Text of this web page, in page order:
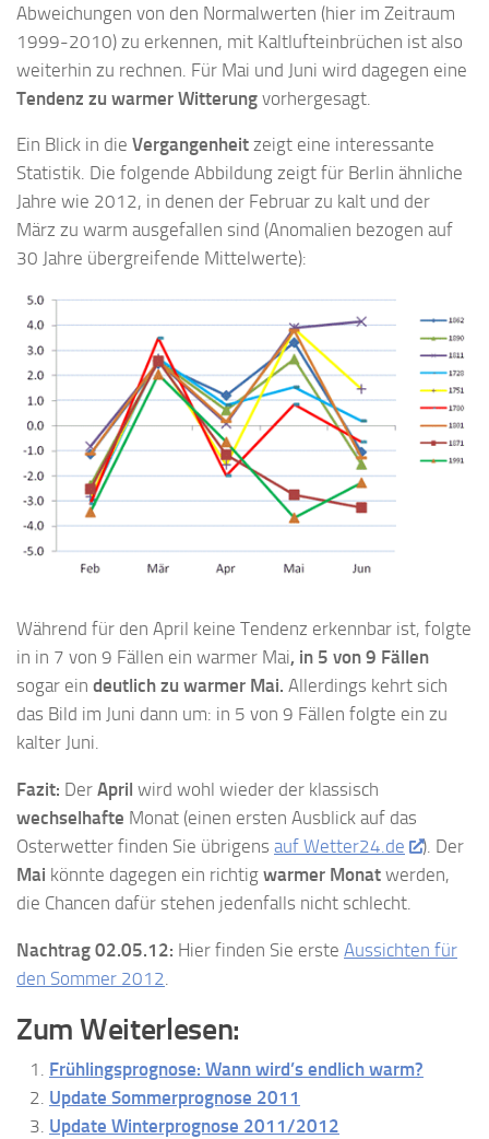
Abweichungen von den Normalwerten (hier im Zeitraum
1999-2010) zu erkennen, mit Kaltlufteinbrüchen ist also
weiterhin zu rechnen. Für Mai und Juni wird dagegen eine
Tendenz zu warmer Witterung vorhergesagt.
Ein Blick in die Vergangenheit zeigt eine interessante
Statistik. Die folgende Abbildung zeigt für Berlin ähnliche
Jahre wie 2012, in denen der Februar zu kalt und der
März zu warm ausgefallen sind (Anomalien bezogen auf
30 Jahre übergreifende Mittelwerte):
Während für den April keine Tendenz erkennbar ist, folgte
in in 7 von 9 Fällen ein warmer Mai, in 5 von 9 Fällen
sogar ein deutlich zu warmer Mai. Allerdings kehrt sich
das Bild im Juni dann um: in 5 von 9 Fällen folgte ein zu
kalter Juni.
Fazit: Der April wird wohl wieder der klassisch
wechselhafte Monat (einen ersten Ausblick auf das
Osterwetter finden Sie übrigens auf Wetter24.de
). Der
Mai könnte dagegen ein richtig warmer Monat werden,
die Chancen dafür stehen jedenfalls nicht schlecht.
Nachtrag 02.05.12: Hier finden Sie erste Aussichten für
den Sommer 2012
Zum Weiterlesen:
Frühlingsprognose: Wann wird’s endlich warm?
Update Sommerprognose 2011
Update Winterprognose 2011/2012